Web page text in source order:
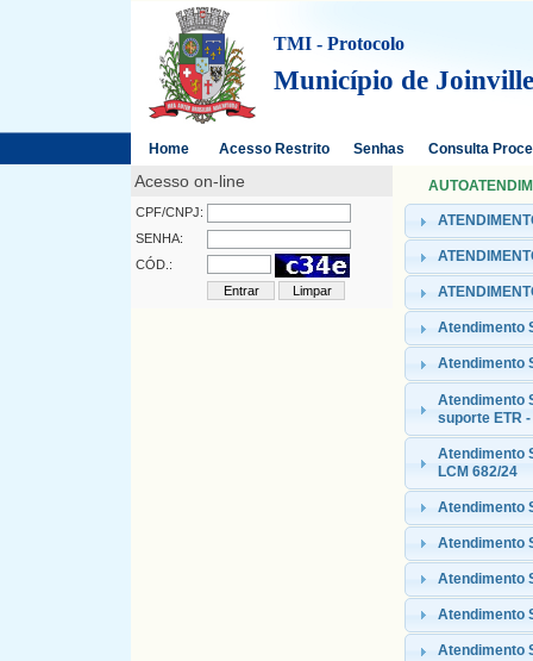
TMI - Protocolo
Município de Joinville
Home Acesso Restrito Senhas Consulta
Acesso on-line
CPF/CNPJ:
SENHA:
CÓD.:
Atendimento
Atendimento
Atendimento
suporte ETR
Atendimento
LCM 682/24
Atendimento
Atendimento
Atendimento
Atendimento
Atendimento